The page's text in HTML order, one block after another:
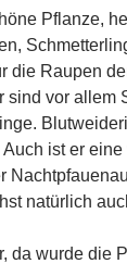
Pflanze,
die Raupen
sind vor allem
Auch ist er
natürlich
da wurde die